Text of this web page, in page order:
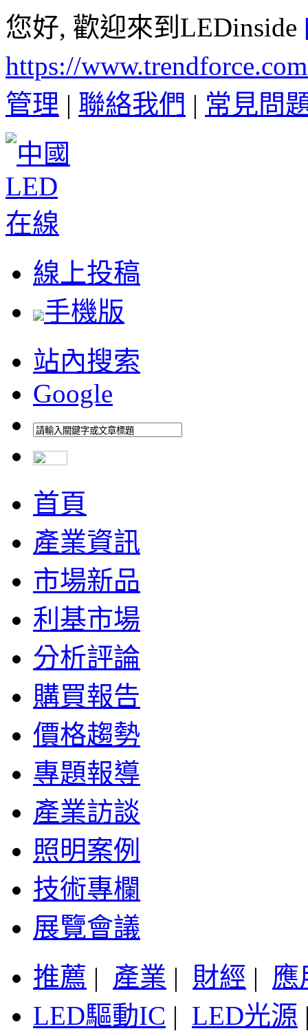
您好, 歡迎來到LEDinside
https://
管理 | 聯絡我們 | 常見問
線上投稿
手機版
站內搜索
Google
首頁
產業資訊
市場新品
利基市場
分析評論
購買報告
價格趨勢
專題報導
產業訪談
照明案例
技術專欄
展覽會議
推薦 | 產業 | 財經 | 應
LED驅動IC | LED光源